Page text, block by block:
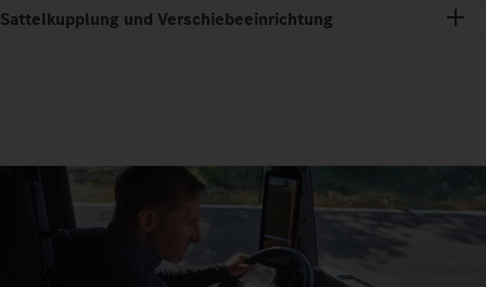
Sattelkupplung und Verschiebeeinrichtung